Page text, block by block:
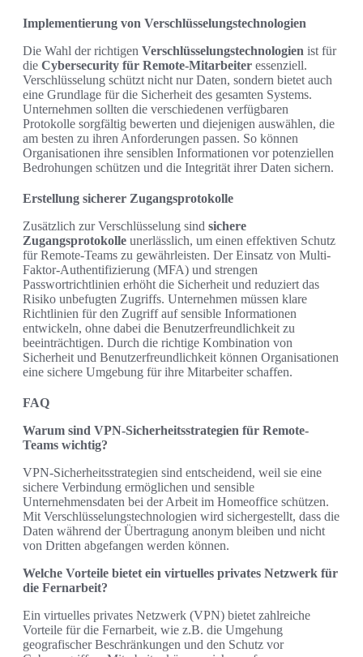
Implementierung von Verschlüsselungstechnologien
Die Wahl der richtigen Verschlüsselungstechnologien ist für
die Cybersecurity für Remote-Mitarbeiter essenziell.
Verschlüsselung schützt nicht nur Daten, sondern bietet auch
eine Grundlage für die Sicherheit des gesamten Systems.
Unternehmen sollten die verschiedenen verfügbaren
Protokolle sorgfältig bewerten und diejenigen auswählen, die
am besten zu ihren Anforderungen passen. So können
Organisationen ihre sensiblen Informationen vor potenziellen
Bedrohungen schützen und die Integrität ihrer Daten sichern.
Erstellung sicherer Zugangsprotokolle
Zusätzlich zur Verschlüsselung sind sichere
Zugangsprotokolle unerlässlich, um einen effektiven Schutz
für Remote-Teams zu gewährleisten. Der Einsatz von Multi-
Faktor-Authentifizierung (MFA) und strengen
Passwortrichtlinien erhöht die Sicherheit und reduziert das
Risiko unbefugten Zugriffs. Unternehmen müssen klare
Richtlinien für den Zugriff auf sensible Informationen
entwickeln, ohne dabei die Benutzerfreundlichkeit zu
beeinträchtigen. Durch die richtige Kombination von
Sicherheit und Benutzerfreundlichkeit können Organisationen
eine sichere Umgebung für ihre Mitarbeiter schaffen.
FAQ
Warum sind VPN-Sicherheitsstrategien für Remote-
Teams wichtig?
VPN-Sicherheitsstrategien sind entscheidend, weil sie eine
sichere Verbindung ermöglichen und sensible
Unternehmensdaten bei der Arbeit im Homeoffice schützen.
Mit Verschlüsselungstechnologien wird sichergestellt, dass die
Daten während der Übertragung anonym bleiben und nicht
von Dritten abgefangen werden können.
Welche Vorteile bietet ein virtuelles privates Netzwerk für
die Fernarbeit?
Ein virtuelles privates Netzwerk (VPN) bietet zahlreiche
Vorteile für die Fernarbeit, wie z.B. die Umgehung
geografischer Beschränkungen und den Schutz vor